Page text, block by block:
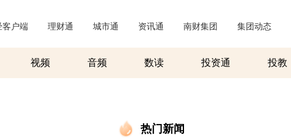
客户端 理财通 城市通 资讯通 南财集团 集团动态
视频 音频 数读 投资通 投教
热门新闻